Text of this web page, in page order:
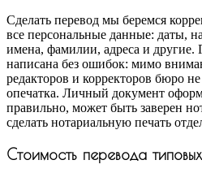
Сделать перевод мы беремся
все персональные данные: даты,
имена, фамилии, адреса и другие.
написана без ошибок: мимо
редакторов и корректоров бюро
опечатка. Личный документ
правильно, может быть заверен
сделать нотариальную печать
Стоимость перевода